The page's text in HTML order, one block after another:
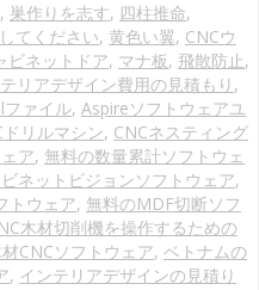
, 巣作りを志す, 四柱推命,
てください, 黄色い翼, CNCウ
ビネットドア, マナ板, 飛散防止,
リアデザイン費用の見積もり ,
ファイル, Aspireソフトウェアユ
ドリルマシン, CNCネスティング
ア, 無料の数量累計ソフトウェ
ネットビジョンソフトウェア,
トウェア, 無料のMDF切断ソフ
木材切削機を操作するための
CNCソフトウェア, ベトナムの
, インテリアデザインの見積り